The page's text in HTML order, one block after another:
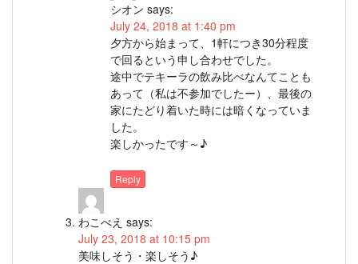
シオン says:
July 24, 2018 at 1:40 pm
夕方から始まって、1軒につき30分程度
で回るという申し合わせでした。
途中でテキーラの飲み比べなんてことも
あって（私は不参加でしたー）、最後の
家にたどり着いた時には暗くなっていま
した。
楽しかったです～♪
Reply
わこべえ says:
July 23, 2018 at 10:15 pm
美味しそう・楽しそう♪